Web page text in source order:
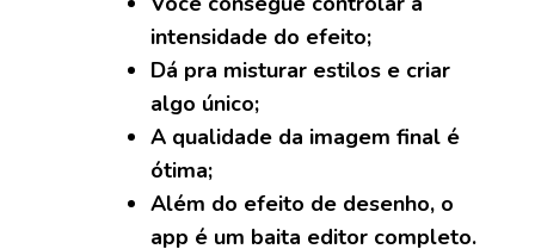
intensidade do efeito;
Dá pra misturar estilos e criar
algo único;
A qualidade da imagem final é
ótima;
Além do efeito de desenho, o
app é um baita editor completo.